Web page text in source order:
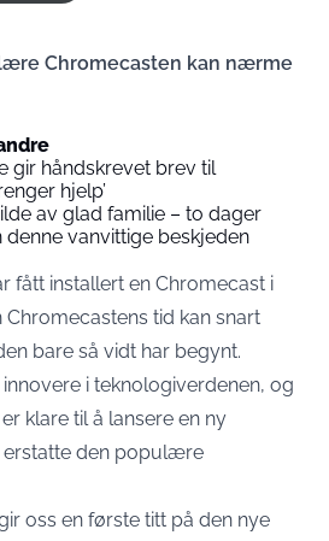
Chromecasten kan nærme
gir håndskrevet brev til
hjelp’
av glad familie – to dager
vanvittige beskjeden
fått installert en Chromecast i
Chromecastens tid kan snart
bare så vidt har begynt.
i teknologiverdenen, og
klare til å lansere en ny
den populære
oss en første titt på den nye